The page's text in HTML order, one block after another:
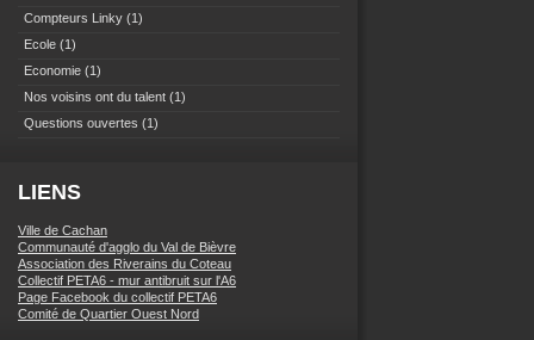
Compteurs Linky (1)
Ecole (1)
Economie (1)
Nos voisins ont du talent (1)
Questions ouvertes (1)
LIENS
Ville de Cachan
Communauté d'agglo du Val de Bièvre
Association des Riverains du Coteau
Collectif PETA6 - mur antibruit sur l'A6
Page Facebook du collectif PETA6
Comité de Quartier Ouest Nord